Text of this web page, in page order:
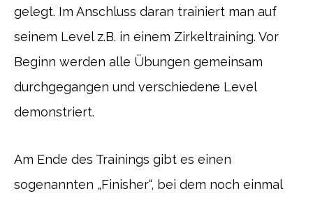
gelegt. Im Anschluss daran trainiert man auf
seinem Level z.B. in einem Zirkeltraining. Vor
Beginn werden alle Übungen gemeinsam
durchgegangen und verschiedene Level
demonstriert.
Am Ende des Trainings gibt es einen
sogenannten „Finisher“, bei dem noch einmal